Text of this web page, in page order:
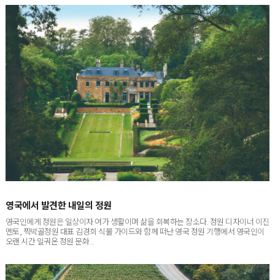
영국인에게 정원은 일상이자 여가 생활이며 삶을 회복하는 장소다. 정원 디자이너 이진
멘토, 찍박골정원 대표 김경희 식물 가이드와 함께 떠난 영국 정원 기행에서 영국인이
오랜 시간 일궈온 정원 문화...